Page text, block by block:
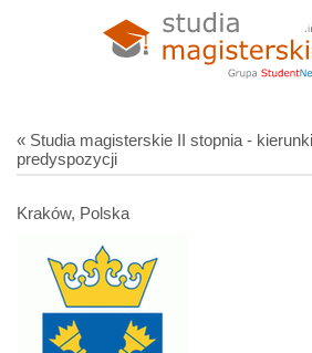
« Studia magisterskie II stopnia -
predyspozycji
Kraków, Polska